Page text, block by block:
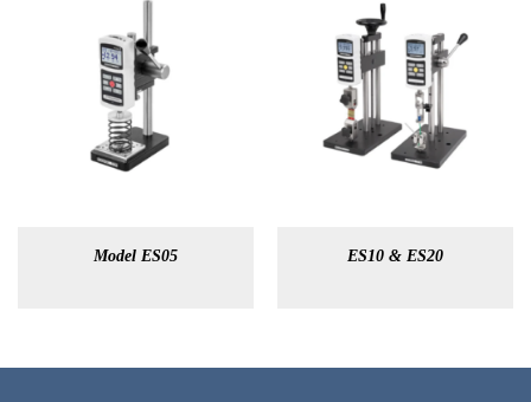
Model ES05 ES10 & ES20